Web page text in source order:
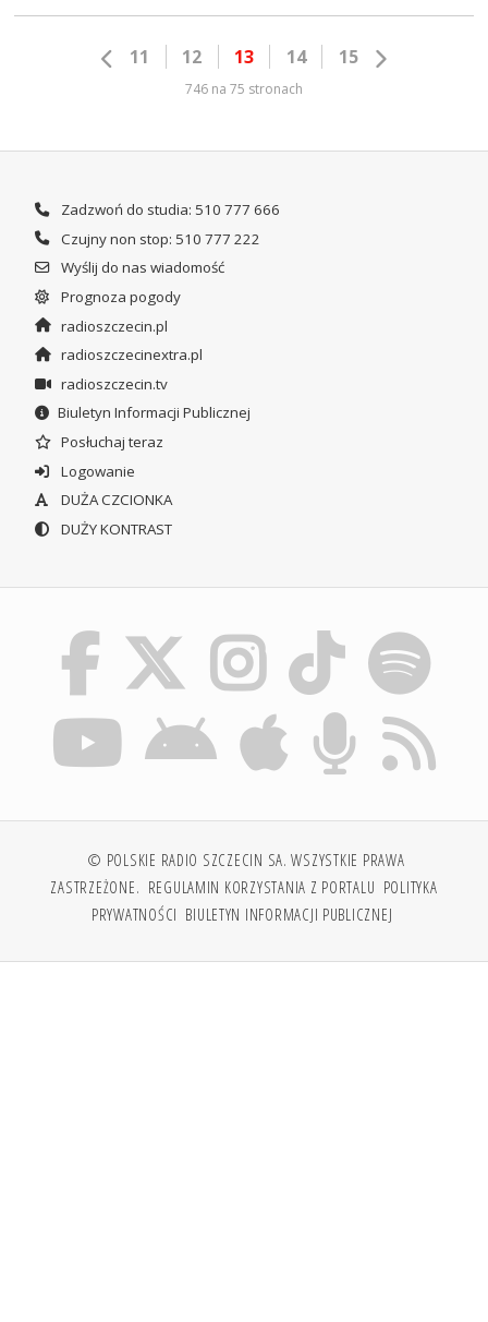
11 12 13 14 15
746 na 75 stronach
Zadzwoń do studia: 510 777 666
Czujny non stop: 510 777 222
Wyślij do nas wiadomość
Prognoza pogody
radioszczecin.pl
radioszczecinextra.pl
radioszczecin.tv
Biuletyn Informacji Publicznej
Posłuchaj teraz
Logowanie
DUŻA CZCIONKA
DUŻY KONTRAST
© POLSKIE RADIO SZCZECIN SA. WSZYSTKIE PRAWA
ZASTRZEŻONE. REGULAMIN KORZYSTANIA Z PORTALU POLITYKA
PRYWATNOŚCI BIULETYN INFORMACJI PUBLICZNEJ